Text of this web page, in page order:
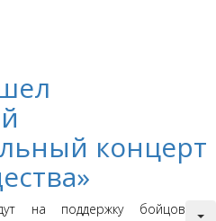
концерт
на поддержку бойцов